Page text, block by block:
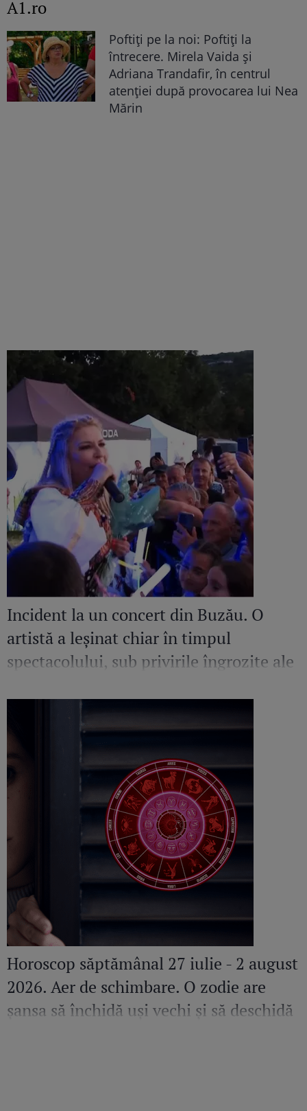
A1.ro
Poftiți pe la noi: Poftiți la
întrecere. Mirela Vaida și
Adriana Trandafir, în centrul
atenției după provocarea lui Nea
Mărin
Incident la un concert din Buzău. O
artistă a leșinat chiar în timpul
spectacolului, sub privirile îngrozite ale
Horoscop săptămânal 27 iulie - 2 august
2026. Aer de schimbare. O zodie are
șansa să închidă uși vechi și să deschidă